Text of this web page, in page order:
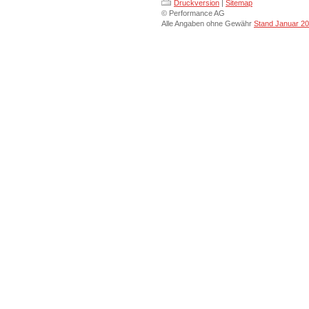
Druckversion
Sitemap
© Performance AG
Alle Angaben ohne Gewähr Stand Januar